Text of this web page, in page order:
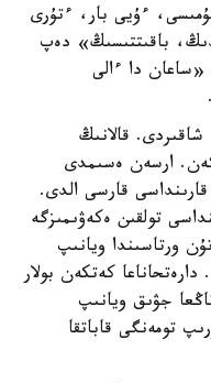
ءۇيى بار، ءتۇرى
باقىتتىسىڭ» دەپ
دا ءالى
شاقىردى. قالانىڭ
ارسەن ەسىمدى
قارسى الدى.
تولقىن ەكەۋىمىزگە
ورتاسىندا ويانىپ
كەتكەن بولار
جۋىق ويانىپ
تومەنگى قاباتقا